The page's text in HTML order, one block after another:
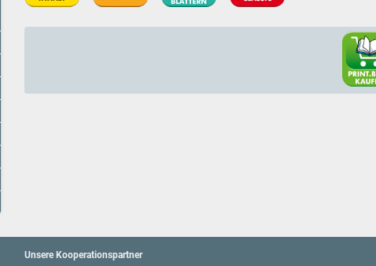
Unsere Kooperationspartner